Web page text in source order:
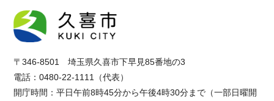
〒346-8501 埼玉県久喜市下早見85番地の3
電話：0480-22-1111（代表）
開庁時間：平日午前8時45分から午後4時30分まで（一部日曜開